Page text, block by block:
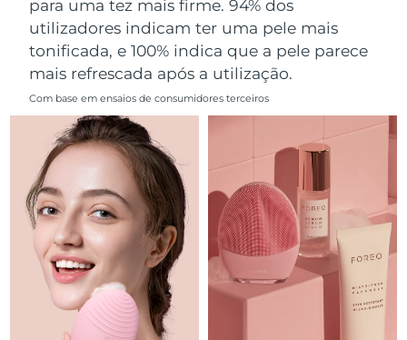
para uma tez mais firme. 94% dos
utilizadores indicam ter uma pele mais
tonificada, e 100% indica que a pele parece
mais refrescada após a utilização.
Com base em ensaios de consumidores terceiros
Polônia Entrega prevista8/11/26
Portugal Entrega prevista
Porto Rico Entrega prevista8/12/26
Catar Entrega prevista
Reunião Entrega prevista
Romênia Entrega prevista8/10/26
Rússia Entrega prevista 8/18/26
Arábia Saudita